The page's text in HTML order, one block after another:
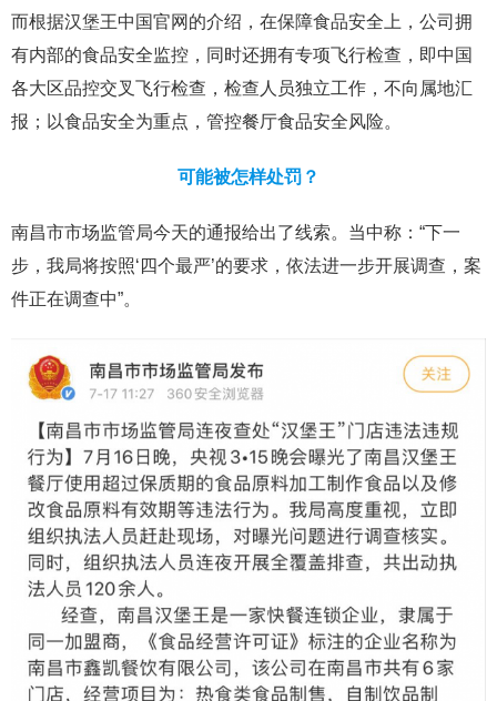
而根据汉堡王中国官网的介绍，在保障食品安全上，公司拥
有内部的食品安全监控，同时还拥有专项飞行检查，即中国
各大区品控交叉飞行检查，检查人员独立工作，不向属地汇
报；以食品安全为重点，管控餐厅食品安全风险。
可能被怎样处罚？
南昌市市场监管局今天的通报给出了线索。当中称：“下一
步，我局将按照‘四个最严’的要求，依法进一步开展调查，案
件正在调查中”。